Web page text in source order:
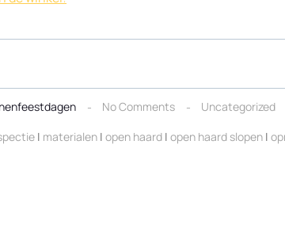
No Comments
Uncategorized
| materialen | open haard | open haard slopen |